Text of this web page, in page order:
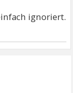
ignoriert.